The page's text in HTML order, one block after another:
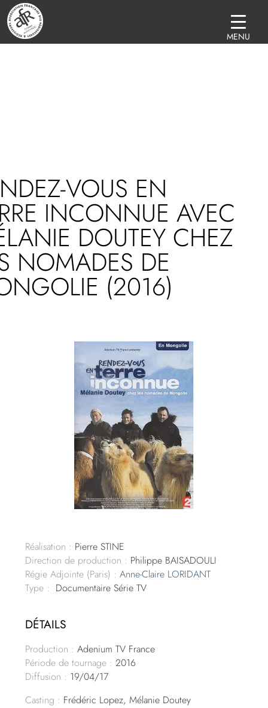
VOUS EN
INCONNUE AVEC
DOUTEY CHEZ
NOMADES DE
(2016)
Réalisation : Pierre STINE
Direction de production : Philippe BAISADOULI
Régie Adjointe (Paris) : Anne-Claire LORIDANT
Type : Documentaire Série TV
DÉTAILS
Production : Adenium TV France
Période de tournage : 2016
Diffusion : 19/04/17
Casting : Frédéric Lopez, Mélanie Doutey
MENU